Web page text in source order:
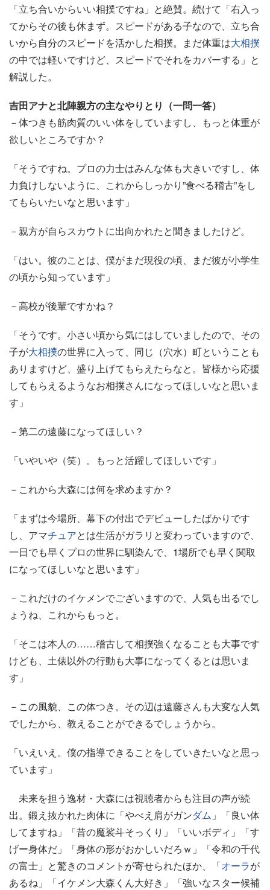
「立ち合いからいい相撲ですね」と絶賛。続けて「右入っ
てからその後も休まず。スピードがある子なので、立ち合
いから自分のスピードを活かした相撲。まだ体重は大相撲
の中では軽いですけど、スピードでそれをカバーする」と
解説した。
吉田アナと北陣親方の主なやりとり（一問一答）
－体つきも筋肉質のいい体をしていますし、もっと体重が
欲しいところですか？
「そうですね。プロの力士はみんな体も大きいですし、体
力負けしないように、これからしっかり”食べる稽古”をし
てもらいたいなと思います」
－親方が自らスカウトに出向かれたと聞きましたけど。
「はい。彼のことは、僕がまだ現役の頃、まだ彼が小学生
の頃から知っています」
－高校が後輩ですかね？
「そうです。小さい頃から気にはしていましたので、その
子が大相撲の世界に入って、同じ（穴水）町ということも
ありますけど、盛り上げてもらえたらなと。皆様から応援
してもらえるようなお相撲さんになってほしいなと思いま
す」
－第二の遠藤になってほしい？
「いやいや（笑）。もっと活躍してほしいです」
－これから大森には何を求めますか？
「まずは今場所、幕下の付出でデビューしたばかりです
し、アマチュアとは生活がガラリと変わっていますので、
一日でも早くプロの世界に馴染んで、1場所でも早く関取
になってほしいなと思います」
－これだけのイケメンでございますので、人気も出るでし
ょうね、これからもっと。
「そこは本人の……稽古して相撲強くなることも大事です
けども、土俵以外の行動も大事になってくるとは思いま
す」
－この風貌、この体つき。その辺は遠藤さんも大変な人気
でしたから、教えることができるでしょうから。
「いえいえ。僕の指導できることをしていきたいなと思っ
ています」
未来を担う逸材・大森には視聴者からも注目の声が続
出。鍛え抜かれた肉体に「やべえ肩がガンダム 」「良い体
してますね」「昔の魔裟斗そっくり」「いいボディ」「す
げー身体だ」「身体の形がおかしいだろｗ」「令和の千代
の富士」と驚きのコメントが寄せられたほか、「オーラが
あるね」「イケメン大森くん大好き」「強いなスター候補